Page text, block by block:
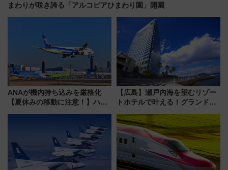
まわりが咲き誇る「アルコピアひまわり園」開園
ANAが機内持ち込みを厳格化
【夏休みの移動に注意！】ハン
(40×30×20cm)おさらい
【広島】瀬戸内海を望むリゾー
トホテルで叶える！グランドプ
ディング＆カジュアルパーティ
ープラン